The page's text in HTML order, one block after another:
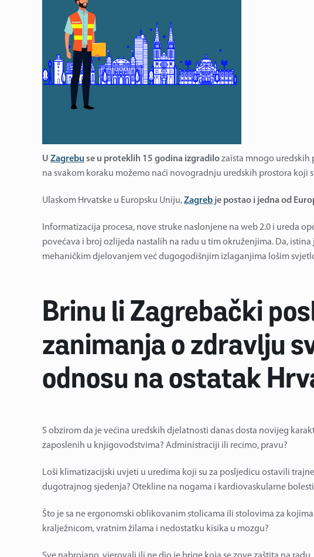
U Zagrebu se u proteklih 15 godina izgradilozaista mnogo uredskih
na svakom koraku možemo naći novogradnju uredskih prostora
Ulaskom Hrvatske u Europsku Uniju,Zagreb je postao i jedna od
Informatizacija procesa, nove struke naslonjene na web 2.0 i ureda
povećava i broj ozlijeda nastalih na radu u tim okruženjima. Da,
mehaničkim djelovanjem već dugogodišnjim izlaganjima lošim
Brinu li Zagrebački
zanimanja o zdravlju
odnosu na ostatak
S obzirom da je većina uredskih djelatnosti danas dosta novijeg
zaposlenih u knjigovodstvima? Administraciji ili recimo, pravu?
Loši klimatizacijski uvjeti u uredima koji su za posljedicu ostavili
dugotrajnog sjedenja? Otekline na nogama i kardiovaskularne
Što je sa ne ergonomski oblikovanim stolicama ili stolovima za
kralježnicom, vratnim žilama i nedostatku kisika u mozgu?